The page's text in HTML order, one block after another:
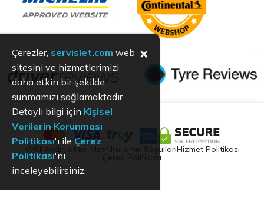
Aydınlatma Metni Kullanım KoşullarıHizmet Politikası
Çerez Politikası
Çerezler, servislet.com web
sitesini ve hizmetlerimizi
daha etkin bir şekilde
sunmamızı sağlamaktadır.
Detaylı bilgi için Kişisel
Verilerin Korunması
Politikası'ı ile Çerez
Politikası'nı
inceleyebilirsiniz.
×